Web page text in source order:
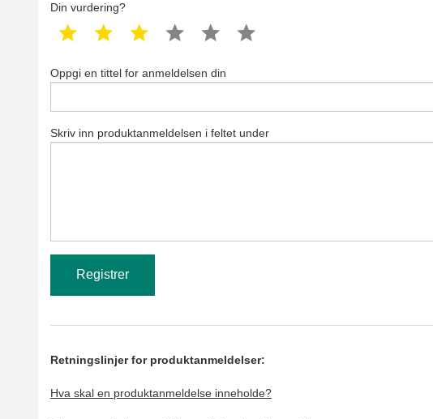
Din vurdering?
1 star 2 star 3 star 4 star 5 star
Oppgi en tittel for anmeldelsen din
Skriv inn produktanmeldelsen i feltet under
Retningslinjer for produktanmeldelser:
Hva skal en produktanmeldelse inneholde?